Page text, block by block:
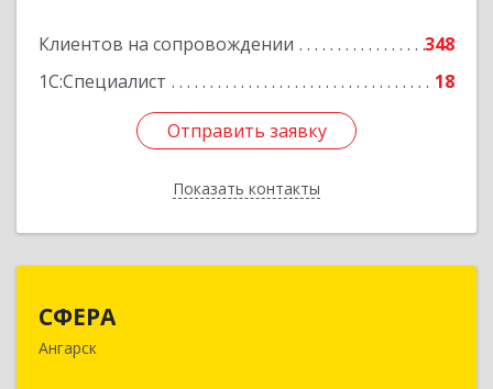
Клиентов на сопровождении
348
1С:Специалист
18
Отправить заявку
Показать контакты
Отправить заявку
Назад
СФЕРА
Ангарск665816, Иркутская обл, Ангарск г, 177-й кв-л,